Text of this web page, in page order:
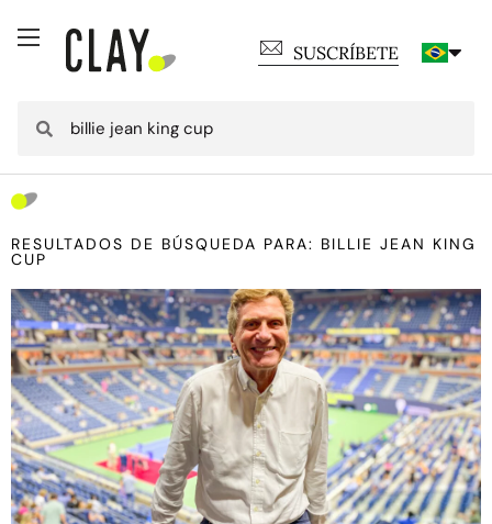
SUSCRÍBETE
RESULTADOS DE BÚSQUEDA PARA: BILLIE JEAN KING
CUP